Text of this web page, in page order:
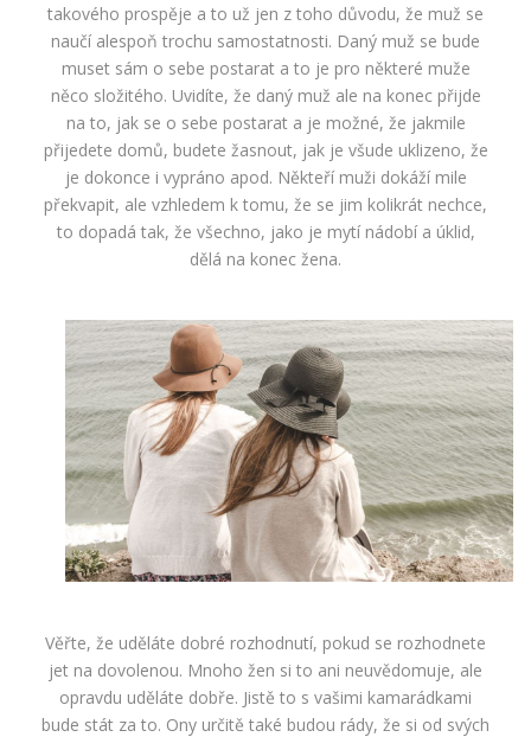
takového prospěje a to už jen z toho důvodu, že muž se
naučí alespoň trochu samostatnosti. Daný muž se bude
muset sám o sebe postarat a to je pro některé muže
něco složitého. Uvidíte, že daný muž ale na konec přijde
na to, jak se o sebe postarat a je možné, že jakmile
přijedete domů, budete žasnout, jak je všude uklizeno, že
je dokonce i vypráno apod. Někteří muži dokáží mile
překvapit, ale vzhledem k tomu, že se jim kolikrát nechce,
to dopadá tak, že všechno, jako je mytí nádobí a úklid,
dělá na konec žena.
Věřte, že uděláte dobré rozhodnutí, pokud se rozhodnete
jet na dovolenou. Mnoho žen si to ani neuvědomuje, ale
opravdu uděláte dobře. Jistě to s vašimi kamarádkami
bude stát za to. Ony určitě také budou rády, že si od svých